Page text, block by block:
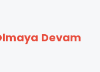
Devam